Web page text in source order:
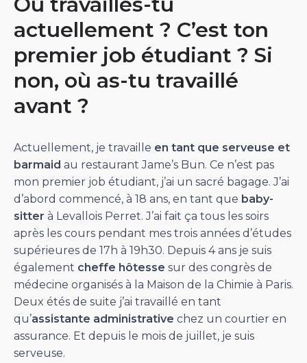
actuellement ? C’est ton
premier job étudiant ? Si
non, où as-tu travaillé
avant ?
Actuellement, je travaille en tant que serveuse et
barmaid au restaurant Jame’s Bun. Ce n’est pas
mon premier job étudiant, j’ai un sacré bagage. J’ai
d’abord commencé, à 18 ans, en tant que baby-
sitter à Levallois Perret. J’ai fait ça tous les soirs
après les cours pendant mes trois années d’études
supérieures de 17h à 19h30. Depuis 4 ans je suis
également cheffe hôtesse sur des congrès de
médecine organisés à la Maison de la Chimie à Paris.
Deux étés de suite j’ai travaillé en tant
qu’assistante administrative chez un courtier en
assurance. Et depuis le mois de juillet, je suis
serveuse.